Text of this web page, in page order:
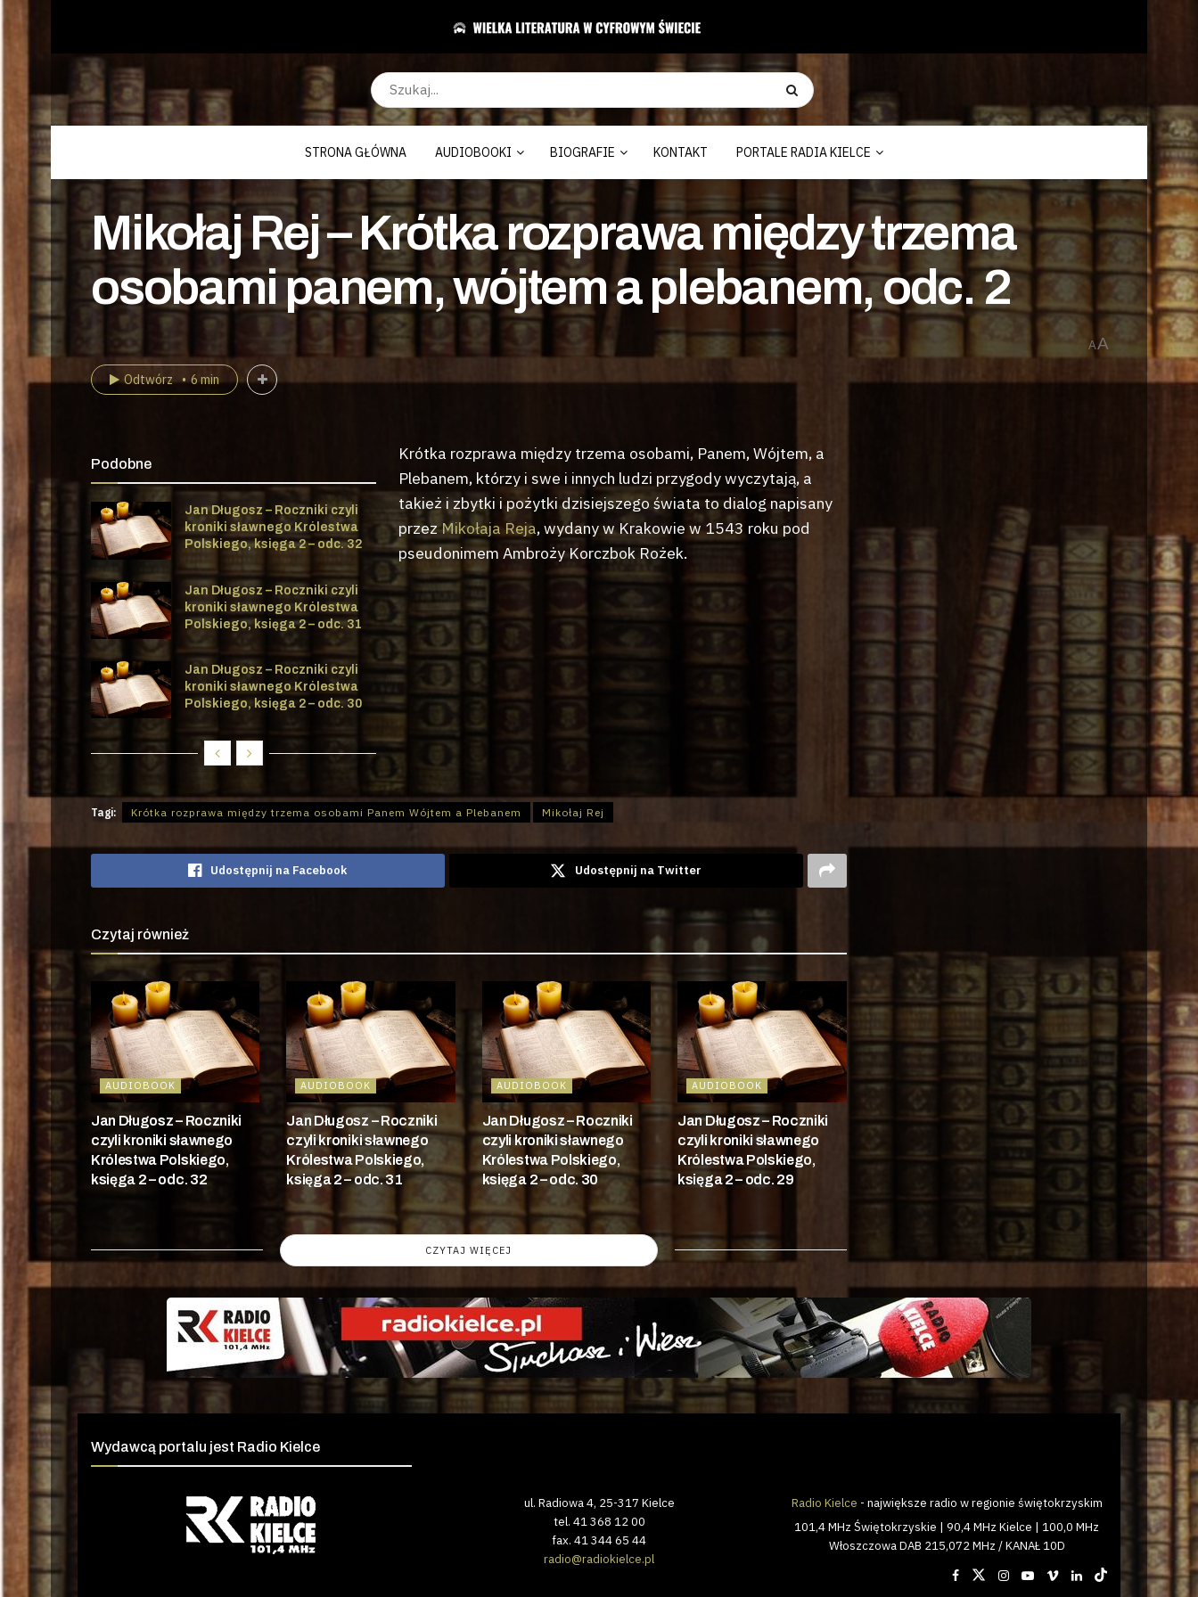
STRONA GŁÓWNA AUDIOBOOKI BIOGRAFIE KONTAKT PORTALE RADIA KIELCE
Mikołaj Rej – Krótka rozprawa między trzema
osobami panem, wójtem a plebanem, odc. 2
AA
Odtwórz 6 min
Podobne
Jan Długosz – Roczniki czyli
kroniki sławnego Królestwa
Polskiego, księga 2 – odc. 32
Jan Długosz – Roczniki czyli
kroniki sławnego Królestwa
Polskiego, księga 2 – odc. 31
Jan Długosz – Roczniki czyli
kroniki sławnego Królestwa
Polskiego, księga 2 – odc. 30
Krótka rozprawa między trzema osobami, Panem, Wójtem, a
Plebanem, którzy i swe i innych ludzi przygody wyczytają, a
takież i zbytki i pożytki dzisiejszego świata to dialog napisany
przezMikołaja Reja, wydany w Krakowie w 1543 roku pod
pseudonimem Ambroży Korczbok Rożek.
Tagi: Krótka rozprawa między trzema osobami Panem Wójtem a Plebanem Mikołaj Rej
Udostępnij na Facebook Udostępnij na Twitter
Czytaj również
AUDIOBOOK
Jan Długosz – Roczniki
czyli kroniki sławnego
Królestwa Polskiego,
księga 2 – odc. 32
AUDIOBOOK
Jan Długosz – Roczniki
czyli kroniki sławnego
Królestwa Polskiego,
księga 2 – odc. 31
AUDIOBOOK
Jan Długosz – Roczniki
czyli kroniki sławnego
Królestwa Polskiego,
księga 2 – odc. 30
AUDIOBOOK
Jan Długosz – Roczniki
czyli kroniki sławnego
Królestwa Polskiego,
księga 2 – odc. 29
CZYTAJ WIĘCEJ
Wydawcą portalu jest Radio Kielce
ul. Radiowa 4, 25-317 Kielce
tel. 41 368 12 00
fax. 41 344 65 44
radio@radiokielce.pl
Radio Kielce - największe radio w regionie świętokrzyskim
101,4 MHz Świętokrzyskie | 90,4 MHz Kielce | 100,0 MHz
Włoszczowa DAB 215,072 MHz / KANAŁ 10D